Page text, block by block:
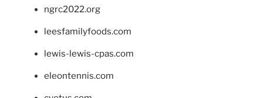
ngrc2022.org
leesfamilyfoods.com
lewis-lewis-cpas.com
eleontennis.com